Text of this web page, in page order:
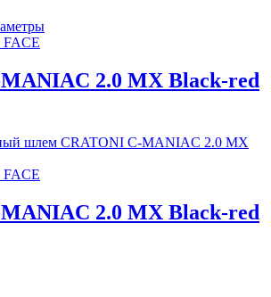
2.0 MX Black-red
2.0 MX Black-red